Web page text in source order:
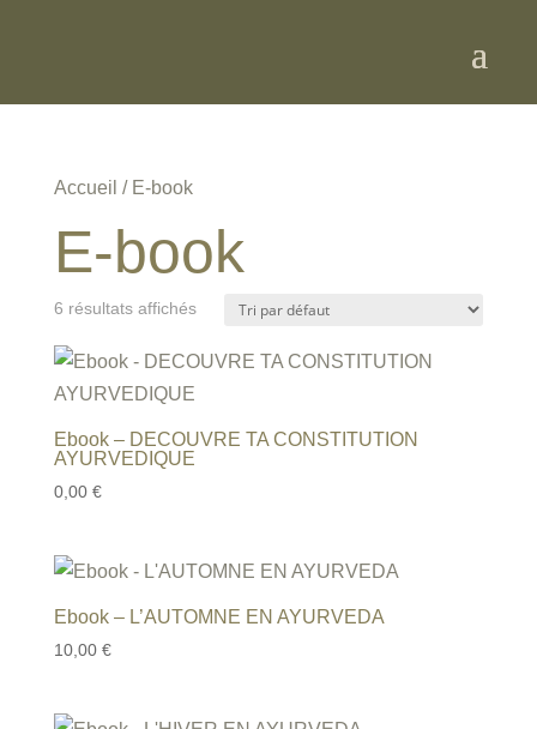
Accueil / E-book
E-book
6 résultats affichés
Ebook – DECOUVRE TA CONSTITUTION
AYURVEDIQUE
0,00 €
Ebook – L’AUTOMNE EN AYURVEDA
10,00 €